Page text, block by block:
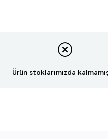
Ürün stoklarımızda